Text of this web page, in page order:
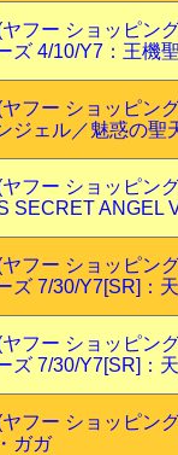
フー ショッピン
ズ 4/10/Y7：王機
フー ショッピン
ジェル／魅惑の聖
フー ショッピン
SECRET ANGEL
フー ショッピン
ズ 7/30/Y7[SR]：
フー ショッピン
ズ 7/30/Y7[SR]：
フー ショッピン
ガガ